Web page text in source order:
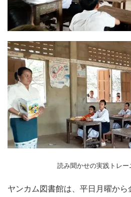
読み聞かせの実践トレー
ヤンカム図書館は、平日月曜から